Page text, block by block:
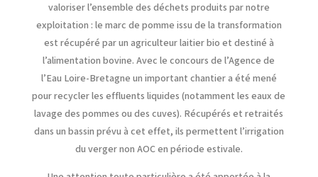
valoriser l’ensemble des déchets produits par notre
exploitation : le marc de pomme issu de la transformation
est récupéré par un agriculteur laitier bio et destiné à
l’alimentation bovine. Avec le concours de l’Agence de
l’Eau Loire-Bretagne un important chantier a été mené
pour recycler les effluents liquides (notamment les eaux de
lavage des pommes ou des cuves). Récupérés et retraités
dans un bassin prévu à cet effet, ils permettent l’irrigation
du verger non AOC en période estivale.